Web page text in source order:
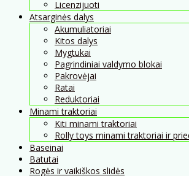
Licenzijuoti
Atsarginės dalys
Akumuliatoriai
Kitos dalys
Mygtukai
Pagrindiniai valdymo blokai
Pakrovėjai
Ratai
Reduktoriai
Minami traktoriai
Kiti minami traktoriai
Rolly toys minami traktoriai ir
Baseinai
Batutai
Rogės ir vaikiškos slidės